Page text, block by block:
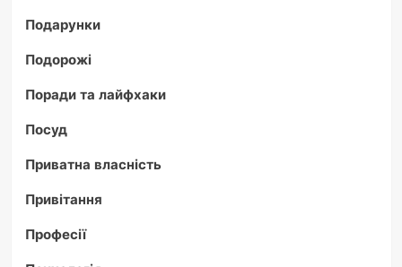
Подарунки
Подорожі
Поради та лайфхаки
Посуд
Приватна власність
Привітання
Професії